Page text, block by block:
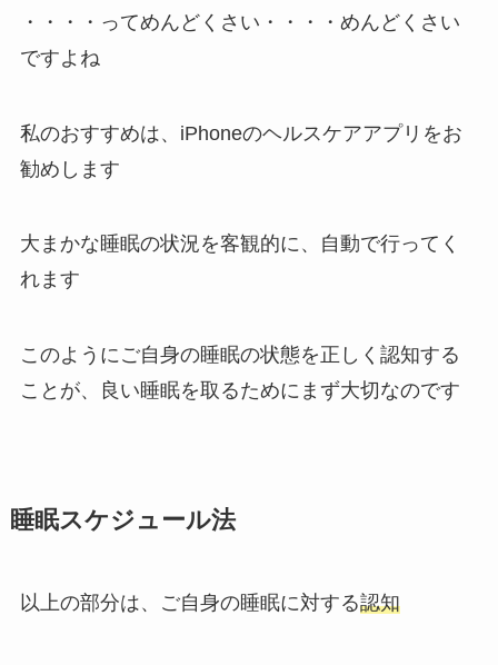
・・・・ってめんどくさい・・・・めんどくさい
ですよね
私のおすすめは、iPhoneのヘルスケアアプリをお
勧めします
大まかな睡眠の状況を客観的に、自動で行ってく
れます
このようにご自身の睡眠の状態を正しく認知する
ことが、良い睡眠を取るためにまず大切なのです
睡眠スケジュール法
以上の部分は、ご自身の睡眠に対する認知